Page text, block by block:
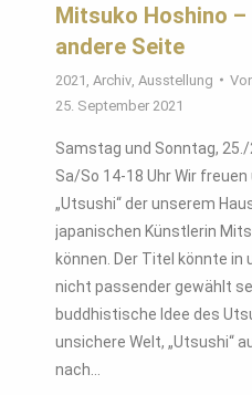
Mitsuko Hoshino –
andere Seite
2021 Archiv Ausstellung
25. September 2021
Samstag und Sonntag,
Sa/So 14-18 Uhr Wir
„Utsushi“ der unserem
japanischen Künstlerin
können. Der Titel könnte
nicht passender gewählt
buddhistische Idee des
unsichere Welt, „Utsushi“
nach…